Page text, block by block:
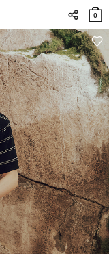
장바
구니
0